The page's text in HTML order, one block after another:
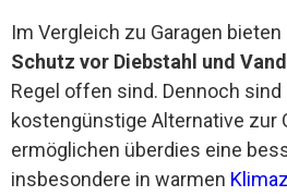
Im Vergleich zu Garagen
Schutz vor Diebstahl und
Regel offen sind. Dennoch sind
kostengünstige Alternative zur
ermöglichen überdies eine
insbesondere in warmen